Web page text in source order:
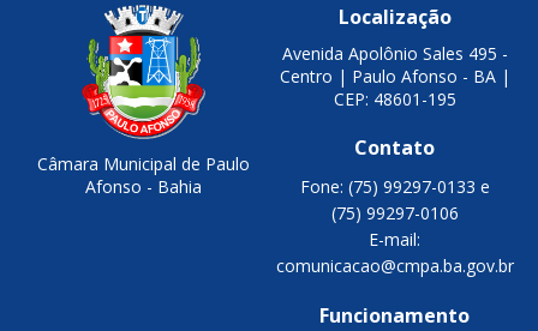
Câmara Municipal de Paulo
Afonso - Bahia
Localização
Avenida Apolônio Sales 495 -
Centro | Paulo Afonso - BA |
CEP: 48601-195
Contato
Fone: (75) 99297-0133 e
(75) 99297-0106
E-mail:
comunicacao@cmpa.ba.gov.br
Funcionamento